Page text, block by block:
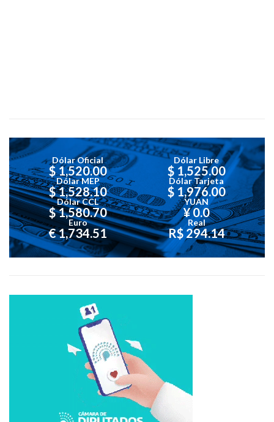
Dólar Oficial
$ 1,520.00
Dólar Libre
$ 1,525.00
Dólar MEP
$ 1,528.10
Dólar Tarjeta
$ 1,976.00
Dólar CCL
$ 1,580.70
YUAN
¥ 0.0
Euro
€ 1,734.51
Real
R$ 294.14